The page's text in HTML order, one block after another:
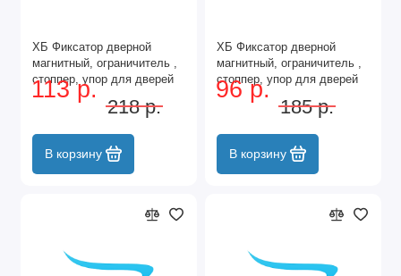
ХБ Фиксатор дверной
магнитный, ограничитель ,
стоппер, упор для дверей
"Боковик" Цвет: AB -
113 р.
218 р.
В корзину
ХБ Фиксатор дверной
магнитный, ограничитель ,
стоппер, упор для дверей
"Боковик" Цвет: AC - Медь
96 р.
185 р.
В корзину